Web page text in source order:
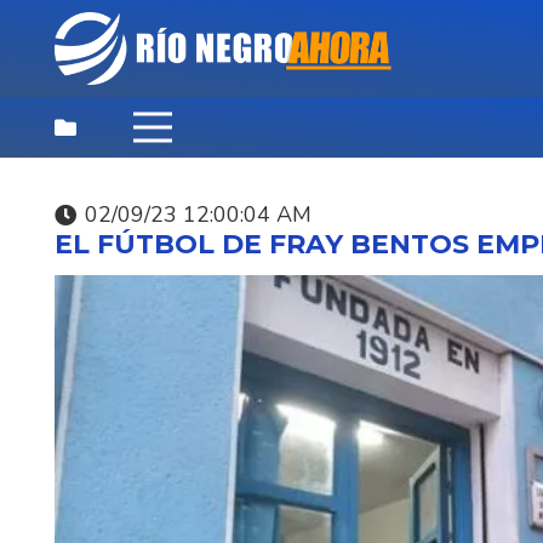
02/09/23 12:00:04 AM
EL FÚTBOL DE FRAY BENTOS
DESTACADAS ,NOTICIAS,
SUNCA INVITA A
CELEBRAR EL DÍA DEL
NIÑO ESTE SÁBADO.